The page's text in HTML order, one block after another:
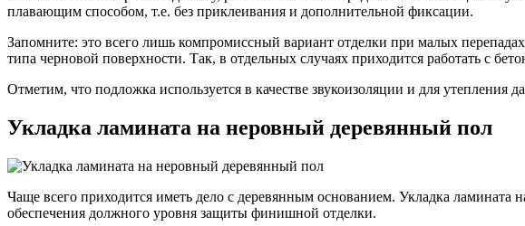
плавающим способом, т.е. без приклеивания и дополнительной фиксации.
Запомните: это всего лишь компромиссный вариант отделки при малых
типа черновой поверхности. Так, в отдельных случаях приходится работать с
Отметим, что подложка используется в качестве звукоизоляции и для утепления
Укладка ламината на неровный деревянный пол
Чаще всего приходится иметь дело с деревянным основанием. Укладка ламината
обеспечения должного уровня защиты финишной отделки.